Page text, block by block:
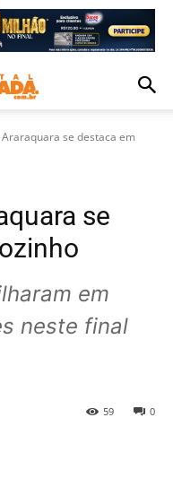
se destaca em
se
em
neste final
0
59